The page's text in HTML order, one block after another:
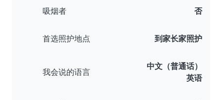
吸烟者 否
首选照护地点 到家长家照护
我会说的语言
中文（普通话）
英语